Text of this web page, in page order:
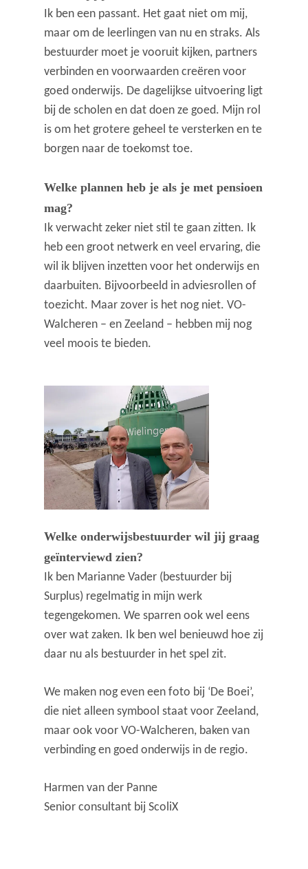
Ik ben een passant. Het gaat niet om mij,
maar om de leerlingen van nu en straks. Als
bestuurder moet je vooruit kijken, partners
verbinden en voorwaarden creëren voor
goed onderwijs. De dagelijkse uitvoering ligt
bij de scholen en dat doen ze goed. Mijn rol
is om het grotere geheel te versterken en te
borgen naar de toekomst toe.
Welke plannen heb je als je met pensioen
mag?
Ik verwacht zeker niet stil te gaan zitten. Ik
heb een groot netwerk en veel ervaring, die
wil ik blijven inzetten voor het onderwijs en
daarbuiten. Bijvoorbeeld in adviesrollen of
toezicht. Maar zover is het nog niet. VO-
Walcheren – en Zeeland – hebben mij nog
veel moois te bieden.
Welke onderwijsbestuurder wil jij graag
geïnterviewd zien?
Ik ben Marianne Vader (bestuurder bij
Surplus) regelmatig in mijn werk
tegengekomen. We sparren ook wel eens
over wat zaken. Ik ben wel benieuwd hoe zij
daar nu als bestuurder in het spel zit.
We maken nog even een foto bij ‘De Boei’,
die niet alleen symbool staat voor Zeeland,
maar ook voor VO-Walcheren, baken van
verbinding en goed onderwijs in de regio.
Harmen van der Panne
Senior consultant bij ScoliX